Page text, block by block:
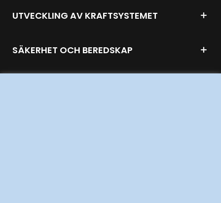
UTVECKLING AV KRAFTSYSTEMET
SÄKERHET OCH BEREDSKAP